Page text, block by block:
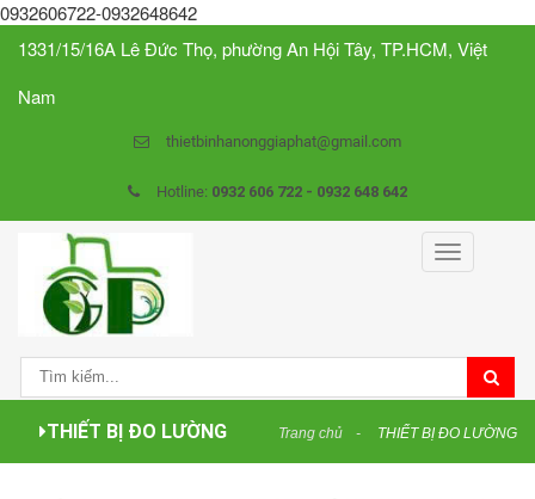
0932606722-0932648642
1331/15/16A Lê Đức Thọ, phường An Hội Tây, TP.HCM, Việt
Nam
thietbinhanonggiaphat@gmail.com
Hotline: 0932 606 722 - 0932 648 642
Toggle
navigation
THIẾT BỊ ĐO LƯỜNG Trang chủ THIẾT BỊ ĐO LƯỜNG